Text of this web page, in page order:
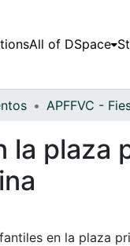
All of DSpace
la plaza
en la plaza